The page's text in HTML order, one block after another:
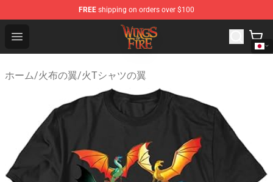
FREE shipping on orders over $100
Open menu
Wings of Fire Shop - Official Wings of Fire Merchandise
ホーム/火布の翼/火Tシャツの翼